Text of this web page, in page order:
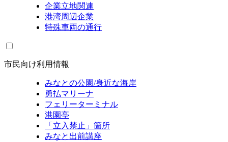
企業立地関連
港湾周辺企業
特殊車両の通行
市民向け利用情報
みなとの公園/身近な海岸
勇払マリーナ
フェリーターミナル
港園亭
「立入禁止」箇所
みなと出前講座